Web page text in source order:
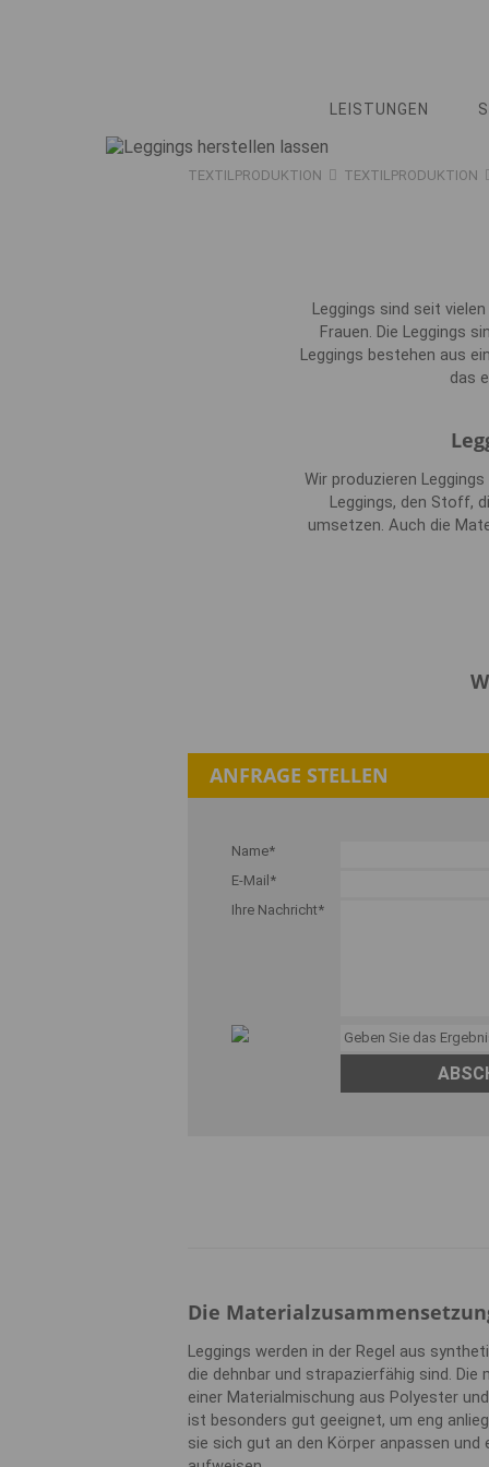
LEISTUNGEN
TEXTILPRODUKTION TEXTILPRODUKTION
Leggings sind seit
Frauen. Die Leggings
Leggings bestehen aus
das
Wir produzieren
Leggings, den Stoff,
umsetzen. Auch die
ANFRAGE STELLEN
Name*
E-Mail*
Ihre Nachricht*
Die
Leggings werden in der Regel aus
die dehnbar und strapazierfähig sind. Die
einer Materialmischung aus Polyester
ist besonders gut geeignet, um eng
sie sich gut an den Körper anpassen und